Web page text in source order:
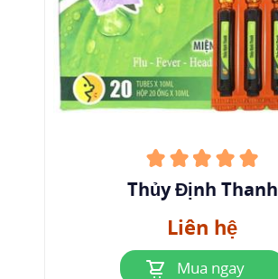
Thủy Định Thanh
Liên hệ
Mua ngay